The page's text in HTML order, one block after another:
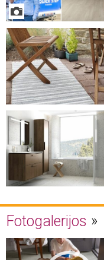
Fotogalerijos